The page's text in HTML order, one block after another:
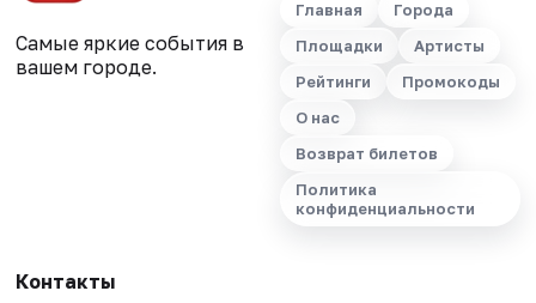
Самые яркие события в
вашем городе.
Главная
Города
Площадки
Артисты
Рейтинги
Промокоды
О нас
Возврат билетов
Политика
конфиденциальности
Контакты